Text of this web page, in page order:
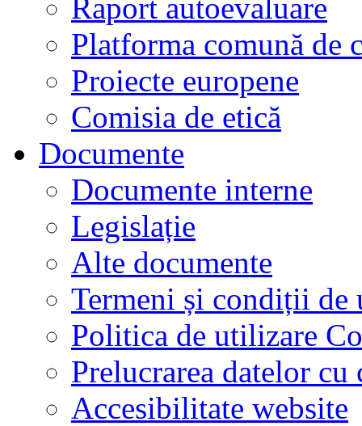
Raport autoevaluare
Platforma comună de
Proiecte europene
Comisia de etică
Documente
Documente interne
Legislație
Alte documente
Termeni și condiții de
Politica de utilizare
Prelucrarea datelor cu
Accesibilitate website